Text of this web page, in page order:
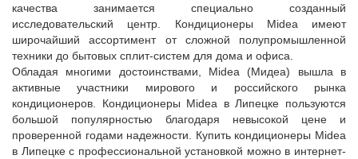
качества занимается специально созданный
исследовательский центр. Кондиционеры Midea имеют
широчайший ассортимент от сложной полупромышленной
техники до бытовых сплит-систем для дома и офиса.
Обладая многими достоинствами, Midea (Мидеа) вышла в
активные участники мирового и российского рынка
кондиционеров. Кондиционеры Midea в Липецке пользуются
большой популярностью благодаря невысокой цене и
проверенной годами надежности. Купить кондиционеры Midea
в Липецке с профессиональной установкой можно в интернет-